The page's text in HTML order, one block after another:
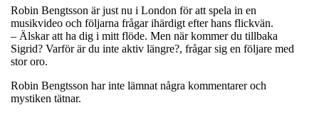
Robin Bengtsson är just nu i London för att spela in en
musikvideo och följarna frågar ihärdigt efter hans flickvän.
– Älskar att ha dig i mitt flöde. Men när kommer du tillbaka
Sigrid? Varför är du inte aktiv längre?, frågar sig en följare med
stor oro.
Robin Bengtsson har inte lämnat några kommentarer och
mystiken tätnar.